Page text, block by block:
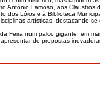
António Lamoso, aos Claustros
dos Lóios e à Biblioteca
artísticas, destacando-se
Feira num palco gigante, em
propostas